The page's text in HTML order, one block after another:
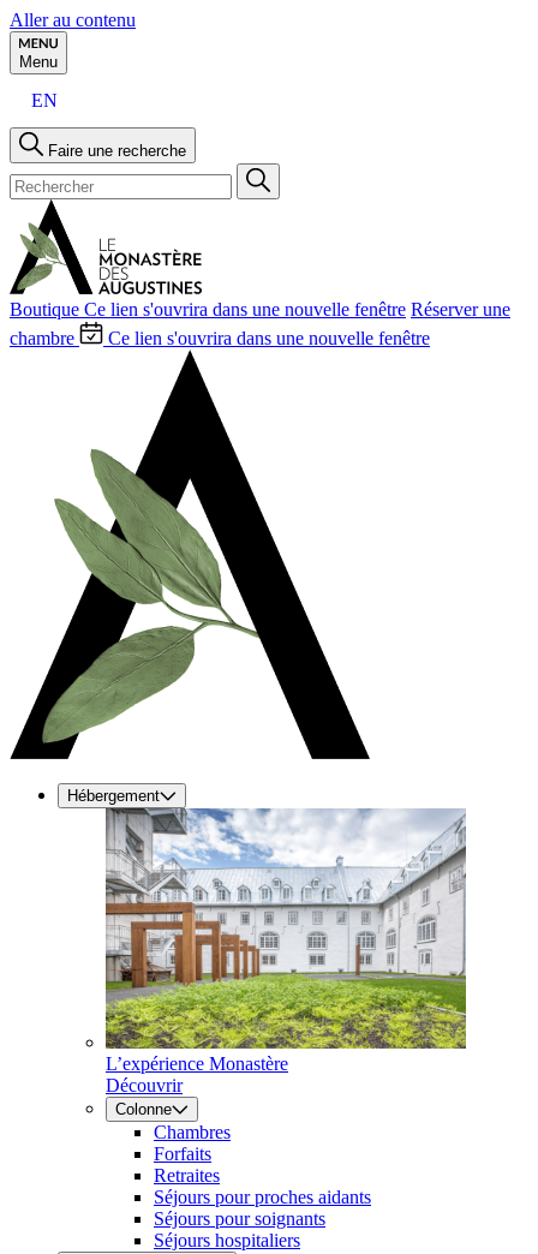
Aller au contenu
Menu
EN
Faire une recherche
Boutique Ce lien s'ouvrira dans une nouvelle fenêtre Réserver une
chambre
Ce lien s'ouvrira dans une nouvelle fenêtre
Hébergement
L’expérience Monastère
Découvrir
Colonne
Chambres
Forfaits
Retraites
Séjours pour proches aidants
Séjours pour soignants
Séjours hospitaliers